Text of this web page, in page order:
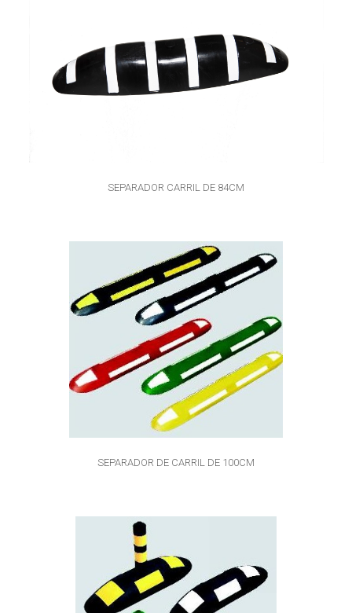
SEPARADOR CARRIL DE 84CM
SEPARADOR DE CARRIL DE 100CM